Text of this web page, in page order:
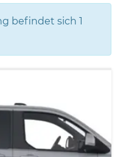
befindet sich 1